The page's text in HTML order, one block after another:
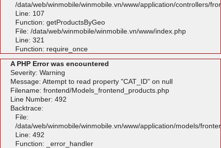
/data/web/winmobile/winmobile.vn/www/application/controllers/
Line: 107
Function: getProductsByGeo
File: /data/web/winmobile/winmobile.vn/www/index.php
Line: 321
Function: require_once
A PHP Error was encountered
Severity: Warning
Message: Attempt to read property "CAT_ID" on null
Filename: frontend/Models_frontend_products.php
Line Number: 492
Backtrace:
File:
/data/web/winmobile/winmobile.vn/www/application/models/
Line: 492
Function: _error_handler